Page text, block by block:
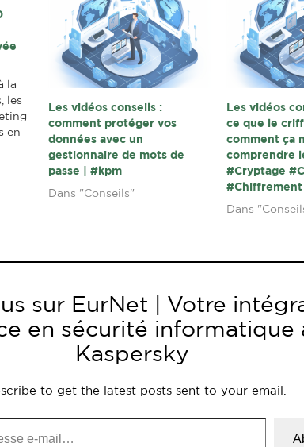
la
les
en
Les vidéos conseils :
comment protéger vos
données avec un
gestionnaire de mots de
passe | #kpm
Dans "Conseils"
Les vidéos
ce que le
comment ça
comprendre
#Cryptage
#Chiffrement
Dans
sur EurNet | Votre
en sécurité informatique
Kaspersky
to get the latest posts sent to your email.